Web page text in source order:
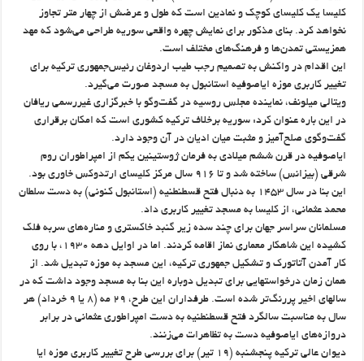
کلیسا یک کلیسای کوچک و نمادین است که طول و عرضش از چهار متر تجاوز
نخواهد کرد. بنای مذکور برای نمایش چهره واقعی سوریه طراحی می‌شود که مهد
همزیستی تمدن‌ها و فرهنگ‌های مختلف است.
این اقدام در واکنش به تصمیم رجب طیب اردوغان رئیس‌جمهوری ترکیه برای
تغییر کاربری موزه ایاصوفیه استانبول به مسجد صورت می‌گیرد.
ویتالی میلونف، نماینده مجلس روسیه در گفت‌وگو با خبرگزاری غیررسمی ریافان
در این باره عنوان کرد: سوریه برخلاف ترکیه کشوری است که امکان برقراری
گفت‌وگوی صلح‌آمیز و مثبت میان ادیان در آن وجود دارد.
ایاصوفیه در قرن ششم میلادی به فرمان ژوستینین یکم از امپراطوران روم
شرقی (بیزانس) ساخته شد و تا ۹۱۶ سال مرکز کلیسای ارتدوکس خاوری بود.
این بنا در سال ۱۴۵۳ به دنبال فتح قسطنطنیه (استانبول کنونی) به دست سلطان
محمد عثمانی، از کلیسا به مسجد تغییر کاربری داد.
مسلمانان سراسر جهان برای چند سده زیر گنبد خاکستری و مناره‌های سربه فلک
کشیده این شاهکار معماری نماز اقامه کردند. اما در اوایل دهه ۱۹۳۰، با روی
کار آمدن آتاتورک و تشکیل جمهوری ترکیه، این مسجد به موزه تبدیل شد. از
همان زمان درخواستهایی برای تبدیل دوباره این بنا به مسجد وجود داشت که در
سالهای اخیر پررنگ‌تر شده است. طرفداران این طرح، ۲۹ مه (۸ یا ۹ خرداد) هر
سال به مناسبت سالگرد فتح قسطنطنیه به دست امپراطوری عثمانی در برابر
دروازه‌های ایاصوفیه دست به تظاهرات می‌زنند.
دیوان عالی ترکیه پنجشنبه (۱۹ تیر) برای بررسی طرح تغییر کاربری موزه ایا